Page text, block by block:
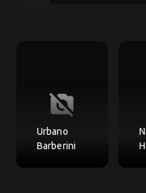
no_photography
Urbano
Barberini